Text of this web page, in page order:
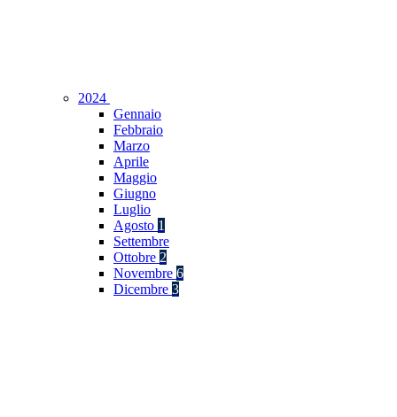
2024
Gennaio
Febbraio
Marzo
Aprile
Maggio
Giugno
Luglio
Agosto 1
Settembre
Ottobre 2
Novembre 6
Dicembre 3